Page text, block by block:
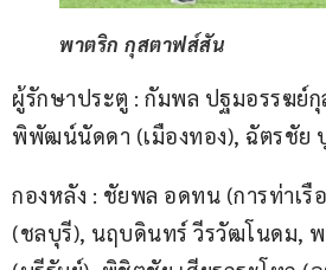
พาตริก กุสตาฟส์สัน
ผู้รักษาประตู : กัมพล ปฐมอรรฆย์กุ
พิพัฒน์นัดดา (เมืองทอง), ฉัตรชัย
กองหลัง : ชัยพล อดทน (การท่าเรื
(ชลบุรี), นฤบดินทร์ วีรวัฒโนดม,